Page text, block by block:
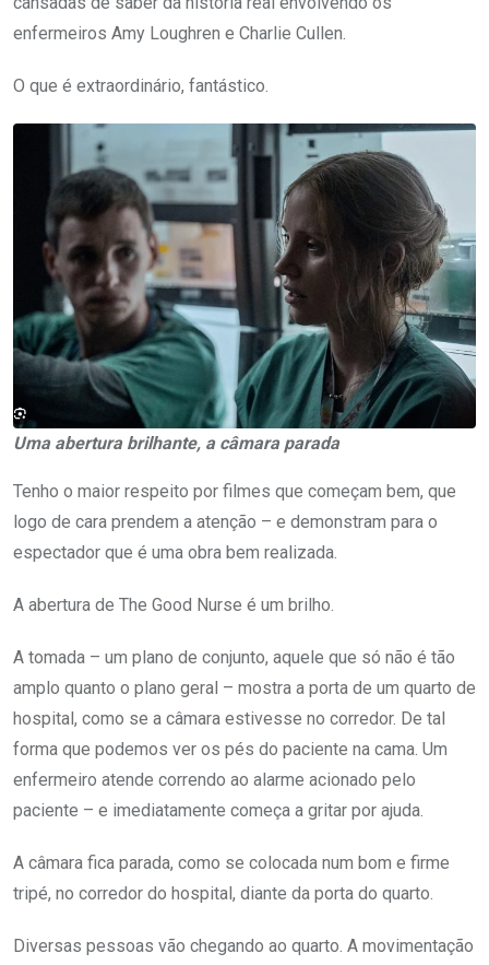
enfermeiros Amy Loughren e Charlie Cullen.
O que é extraordinário, fantástico.
Uma abertura brilhante, a câmara parada
Tenho o maior respeito por filmes que começam bem, que
logo de cara prendem a atenção – e demonstram para o
espectador que é uma obra bem realizada.
A abertura de The Good Nurse é um brilho.
A tomada – um plano de conjunto, aquele que só não é tão
amplo quanto o plano geral – mostra a porta de um quarto de
hospital, como se a câmara estivesse no corredor. De tal
forma que podemos ver os pés do paciente na cama. Um
enfermeiro atende correndo ao alarme acionado pelo
paciente – e imediatamente começa a gritar por ajuda.
A câmara fica parada, como se colocada num bom e firme
tripé, no corredor do hospital, diante da porta do quarto.
Diversas pessoas vão chegando ao quarto. A movimentação